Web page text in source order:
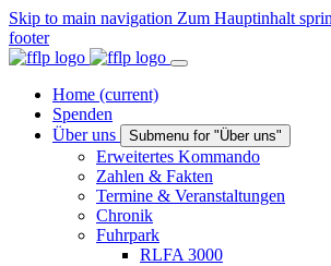
Skip to main navigation Zum Hauptinhalt
footer
Home (current)
Spenden
Über uns
Submenu for "Über uns"
Erweitertes Kommando
Zahlen & Fakten
Termine & Veranstaltungen
Chronik
Fuhrpark
RLFA 3000